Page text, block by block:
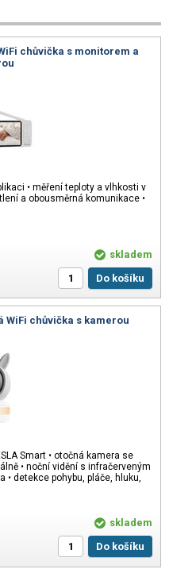
chůvička s monitorem a
• měření teploty a vlhkosti v
a obousměrná komunikace •
skladem
Do košíku
WiFi chůvička s kamerou
Smart • otočná kamera se
• noční vidění s infračerveným
detekce pohybu, pláče, hluku,
skladem
Do košíku